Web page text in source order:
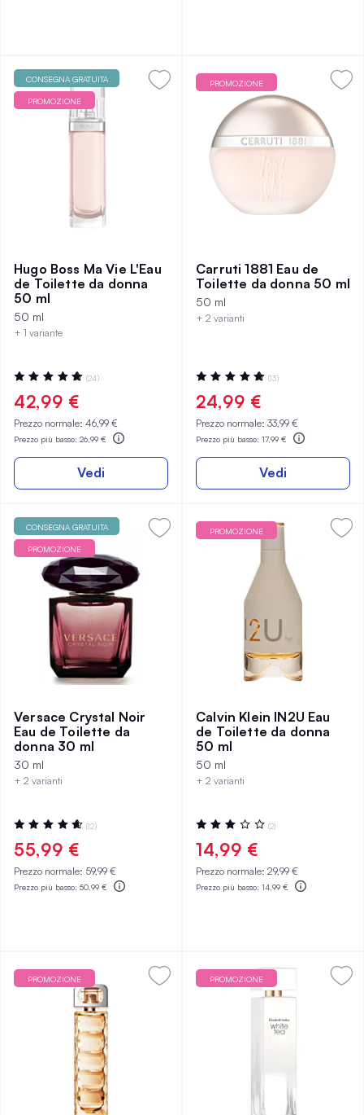
CONSEGNA GRATUITA
PROMOZIONE
Hugo Boss Ma Vie L'Eau
de Toilette da donna
50 ml
50 ml
+ 1 variante
Valutazione:
96%
(24)
42,99 €
Prezzo normale: 46,99 €
Prezzo più basso: 26,99 €
Vedi
PROMOZIONE
Carruti 1881 Eau de
Toilette da donna 50 ml
50 ml
+ 2 varianti
Valutazione:
100%
(13)
24,99 €
Prezzo normale: 33,99 €
Prezzo più basso: 17,99 €
Vedi
CONSEGNA GRATUITA
PROMOZIONE
Versace Crystal Noir
Eau de Toilette da
donna 30 ml
30 ml
+ 2 varianti
Valutazione:
94%
(12)
55,99 €
Prezzo normale: 59,99 €
Prezzo più basso: 50,99 €
PROMOZIONE
Calvin Klein IN2U Eau
de Toilette da donna
50 ml
50 ml
+ 2 varianti
Valutazione:
60%
(2)
14,99 €
Prezzo normale: 29,99 €
Prezzo più basso: 14,99 €
PROMOZIONE PROMOZIONE